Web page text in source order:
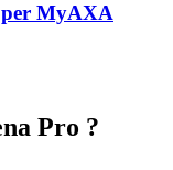
MyAXA
Pro ?